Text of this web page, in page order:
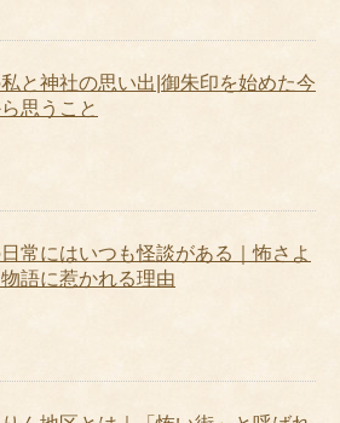
と神社の思い出|御朱印を始めた今
思うこと
常にはいつも怪談がある｜怖さよ
物語に惹かれる理由